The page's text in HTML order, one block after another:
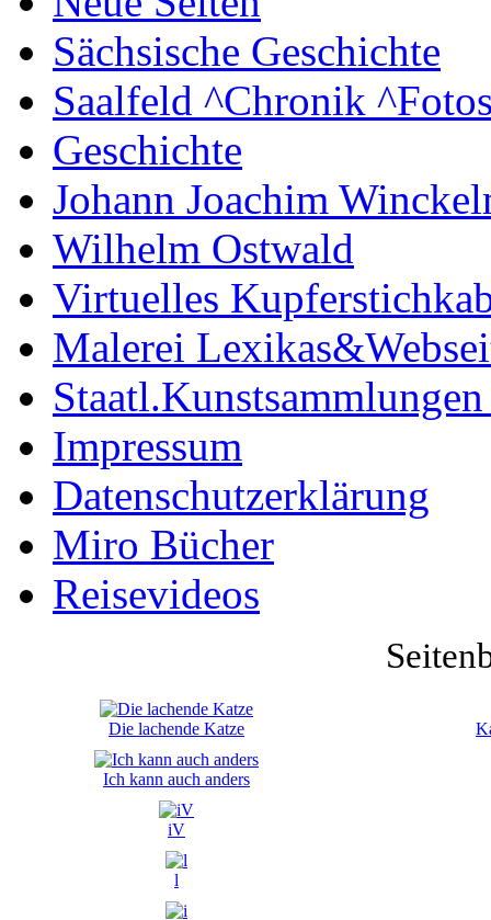
Sächsische Geschichte
Saalfeld ^Chronik
Geschichte
Johann Joachim
Wilhelm Ostwald
Virtuelles
Malerei
Impressum
Datenschutzerklärung
Miro Bücher
Reisevideos
Die lachende Katze
Ich kann auch anders
iV
l